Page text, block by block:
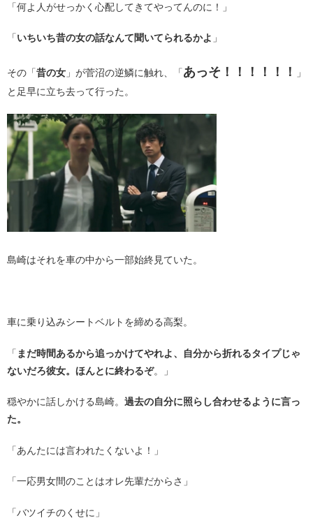
「何よ人がせっかく心配してきてやってんのに！」
「いちいち昔の女の話なんて聞いてられるかよ 」
その「昔の女 」が菅沼の逆鱗に触れ、「あっそ！！！！！！
」
と足早に立ち去って行った。
島崎はそれを車の中から一部始終見ていた。
車に乗り込みシートベルトを締める高梨。
「 まだ時間あるから追っかけてやれよ、自分から折れるタイプじゃ
ないだろ彼女。ほんとに終わるぞ。」
穏やかに話しかける島崎。 過去の自分に照らし合わせるように言っ
た。
「あんたには言われたくないよ！」
「一応男女間のことはオレ先輩だからさ」
「バツイチのくせに」